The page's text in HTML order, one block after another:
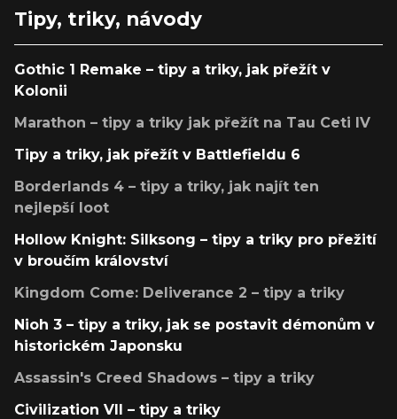
Tipy, triky, návody
Gothic 1 Remake – tipy a triky, jak přežít v
Kolonii
Marathon – tipy a triky jak přežít na Tau Ceti IV
Tipy a triky, jak přežít v Battlefieldu 6
Borderlands 4 – tipy a triky, jak najít ten
nejlepší loot
Hollow Knight: Silksong – tipy a triky pro přežití
v broučím království
Kingdom Come: Deliverance 2 – tipy a triky
Nioh 3 – tipy a triky, jak se postavit démonům v
historickém Japonsku
Assassin's Creed Shadows – tipy a triky
Civilization VII – tipy a triky